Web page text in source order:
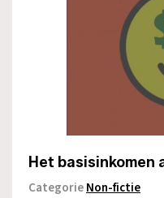
Het basisinkomen
CategorieNon-fictie